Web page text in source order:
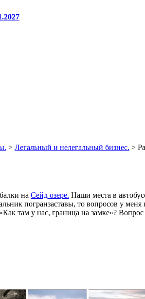
> Легальный и нелегальный бизнес. >
на Сейд озере. Наши места в
погранзаставы, то вопросов у
там у нас, граница на замке»?